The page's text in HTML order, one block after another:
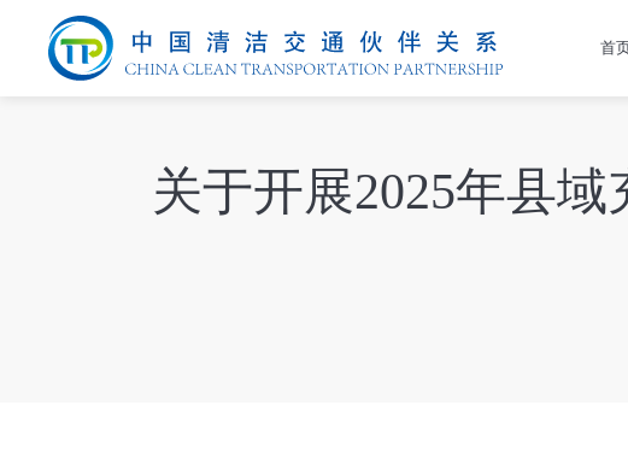
首
关于开展2025年县